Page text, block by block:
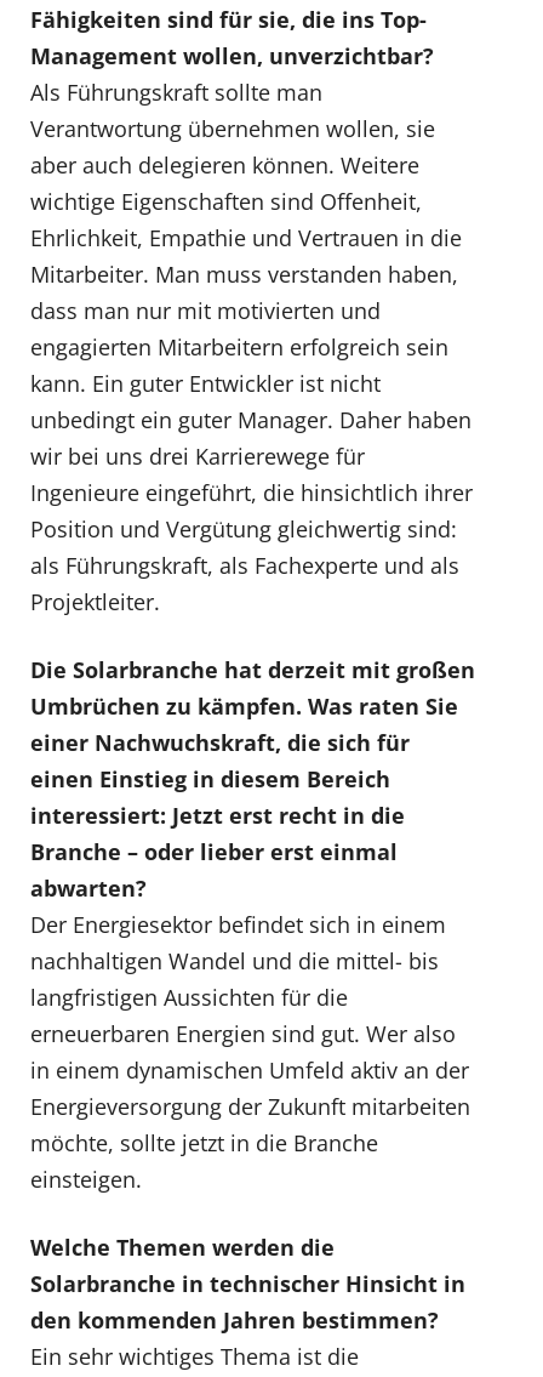
Fähigkeiten sind für sie, die ins Top-
Management wollen, unverzichtbar?
Als Führungskraft sollte man
Verantwortung übernehmen wollen, sie
aber auch delegieren können. Weitere
wichtige Eigenschaften sind Offenheit,
Ehrlichkeit, Empathie und Vertrauen in die
Mitarbeiter. Man muss verstanden haben,
dass man nur mit motivierten und
engagierten Mitarbeitern erfolgreich sein
kann. Ein guter Entwickler ist nicht
unbedingt ein guter Manager. Daher haben
wir bei uns drei Karrierewege für
Ingenieure eingeführt, die hinsichtlich ihrer
Position und Vergütung gleichwertig sind:
als Führungskraft, als Fachexperte und als
Projektleiter.
Die Solarbranche hat derzeit mit großen
Umbrüchen zu kämpfen. Was raten Sie
einer Nachwuchskraft, die sich für
einen Einstieg in diesem Bereich
interessiert: Jetzt erst recht in die
Branche – oder lieber erst einmal
abwarten?
Der Energiesektor befindet sich in einem
nachhaltigen Wandel und die mittel- bis
langfristigen Aussichten für die
erneuerbaren Energien sind gut. Wer also
in einem dynamischen Umfeld aktiv an der
Energieversorgung der Zukunft mitarbeiten
möchte, sollte jetzt in die Branche
einsteigen.
Welche Themen werden die
Solarbranche in technischer Hinsicht in
den kommenden Jahren bestimmen?
Ein sehr wichtiges Thema ist die